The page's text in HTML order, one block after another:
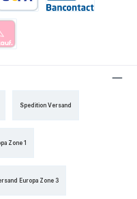
Spedition Versand
Zone 1
Europa Zone 3